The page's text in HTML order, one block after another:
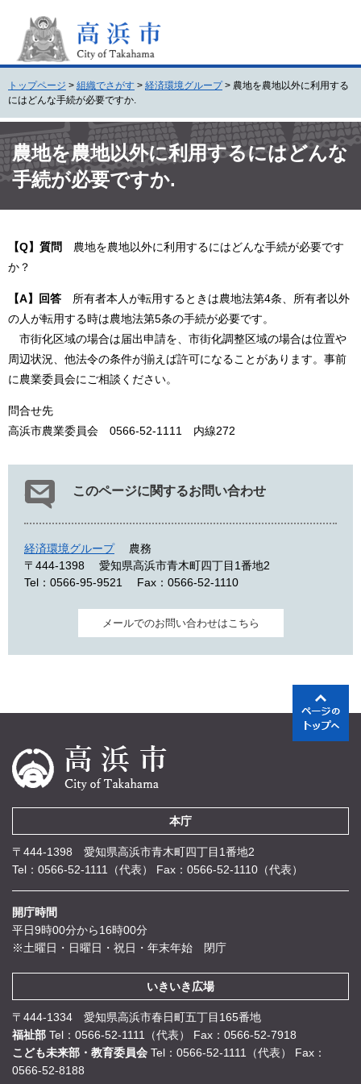
頭
。
飛
て
本
文
トップページ > 組織でさがす > 経済環境グループ > 農地を農地以外に利用する
にはどんな手続が必要ですか.
文 農地を農地以外に利用するにはどんな
手続が必要ですか.
【Q】質問 農地を農地以外に利用するにはどんな手続が必要です
か？
【A】回答 所有者本人が転用するときは農地法第4条、所有者以外
の人が転用する時は農地法第5条の手続が必要です。
市街化区域の場合は届出申請を、市街化調整区域の場合は位置や
周辺状況、他法令の条件が揃えば許可になることがあります。事前
に農業委員会にご相談ください。
問合せ先
高浜市農業委員会 0566-52-1111 内線272
このページに関するお問い合わせ
経済環境グループ
農務
〒444-1398
愛知県高浜市青木町四丁目1番地2
Tel：0566-95-9521
Fax：0566-52-1110
メールでのお問い合わせはこちら
本庁
〒444-1398 愛知県高浜市青木町四丁目1番地2
Tel：0566-52-1111（代表）
Fax：0566-52-1110（代表）
開庁時間
平日9時00分から16時00分
※土曜日・日曜日・祝日・年末年始 閉庁
いきいき広場
〒444-1334 愛知県高浜市春日町五丁目165番地
福祉部 Tel：0566-52-1111（代表）
Fax：0566-52-7918
こども未来部・教育委員会 Tel：0566-52-1111（代表）
Fax：
0566-52-8188